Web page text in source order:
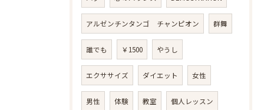
アルゼンチンタンゴ チャンピオン 群舞
誰でも ￥1500 やうし
エクササイズ ダイエット 女性
男性 体験 教室 個人レッスン